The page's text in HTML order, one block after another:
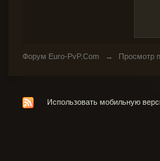
Форум Euro-PvP.Com → Просмотр
Использовать мобильную